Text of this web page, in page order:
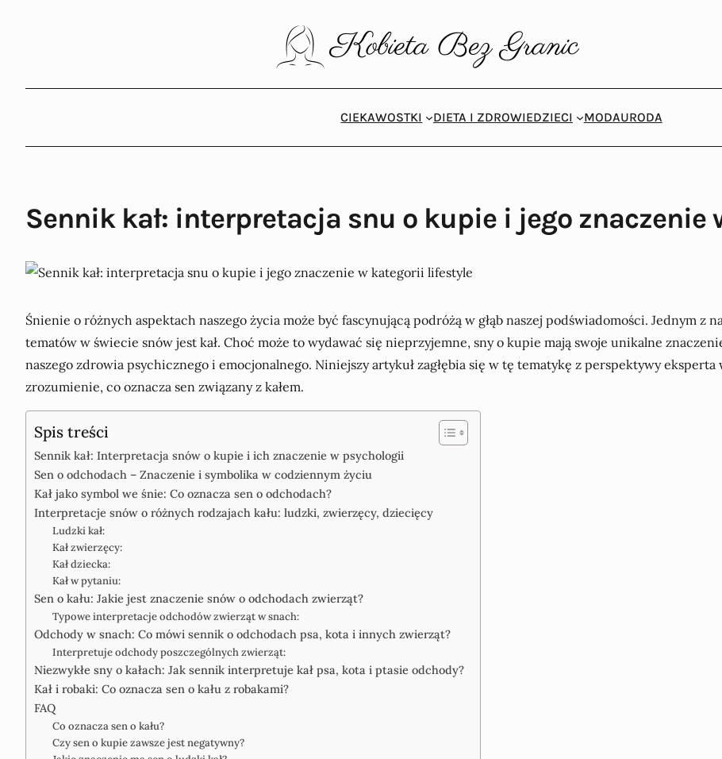
CIEKAWOSTKI DIETA I ZDROWIEDZIECI MODAURODA
Sennik kał: interpretacja snu o kupie i jego
Śnienie o różnych aspektach naszego życia może być fascynującą podróżą w głąb naszej podświadomości. Jednym
tematów w świecie snów jest kał. Choć może to wydawać się nieprzyjemne, sny o kupie mają swoje unikalne
naszego zdrowia psychicznego i emocjonalnego. Niniejszy artykuł zagłębia się w tę tematykę z perspektywy
zrozumienie, co oznacza sen związany z kałem.
Spis treści
Sennik kał: Interpretacja snów o kupie i ich znaczenie w psychologii
Sen o odchodach – Znaczenie i symbolika w codziennym życiu
Kał jako symbol we śnie: Co oznacza sen o odchodach?
Interpretacje snów o różnych rodzajach kału: ludzki, zwierzęcy, dziecięcy
Ludzki kał:
Kał zwierzęcy:
Kał dziecka:
Kał w pytaniu:
Sen o kału: Jakie jest znaczenie snów o odchodach zwierząt?
Typowe interpretacje odchodów zwierząt w snach:
Odchody w snach: Co mówi sennik o odchodach psa, kota i innych zwierząt?
Interpretuje odchody poszczególnych zwierząt:
Niezwykłe sny o kałach: Jak sennik interpretuje kał psa, kota i ptasie odchody?
Kał i robaki: Co oznacza sen o kału z robakami?
FAQ
Co oznacza sen o kału?
Czy sen o kupie zawsze jest negatywny?